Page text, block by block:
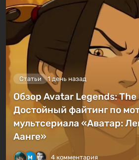
Статьи 1 день назад
Обзор Avatar Legends:
Достойный файтинг по
мультсериала «Аватар:
Аанге»
4 комментария